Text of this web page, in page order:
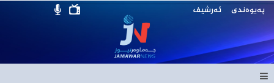
پەیوەندی ئەرشیف